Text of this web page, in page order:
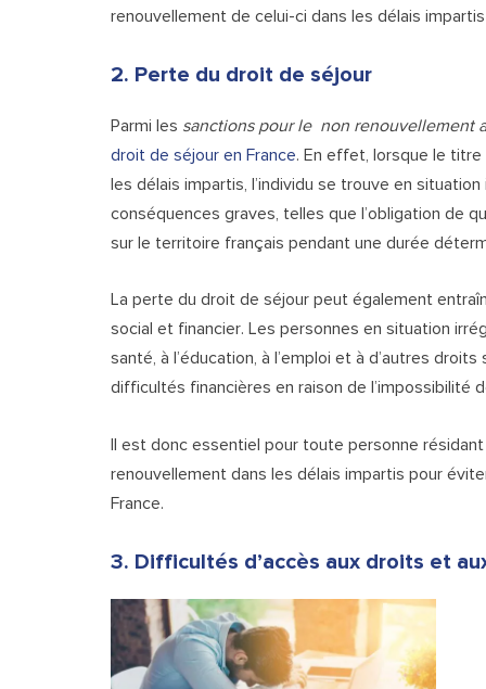
renouvellement de celui-ci dans les délais
2. Perte du droit de séjour
Parmi les sanctions pour le non renouvellement
droit de séjour en France. En effet, lorsque le
les délais impartis, l’individu se trouve en
conséquences graves, telles que l’obligation de
sur le territoire français pendant une durée
La perte du droit de séjour peut également
social et financier. Les personnes en situation
santé, à l’éducation, à l’emploi et à d’autres
difficultés financières en raison de l’impossibilité
Il est donc essentiel pour toute personne
renouvellement dans les délais impartis pour
France.
3. Difficultés d’accès aux droits et